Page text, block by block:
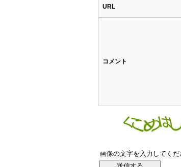
URL
コメント
画像の文字を入力してくだ